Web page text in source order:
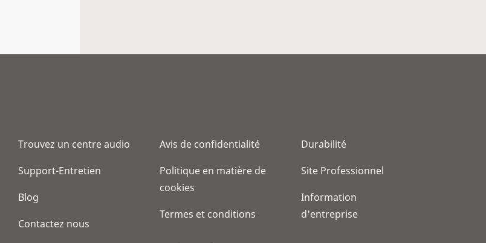
Trouvez un centre audio
Support-Entretien
Blog
Contactez nous
Avis de confidentialité
Politique en matière de
cookies
Termes et conditions
Durabilité
Site Professionnel
Information
d'entreprise